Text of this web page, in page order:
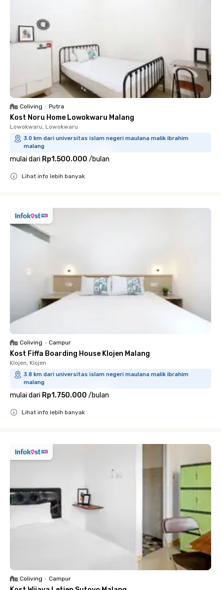
Coliving • Putra
Kost Noru Home Lowokwaru Malang
Lowokwaru, Lowokwaru
3.0 km dari universitas islam negeri maulana malik ibrahim
malang
mulai dari Rp1.500.000 /bulan
Lihat info lebih banyak
Coliving • Campur
Kost Fiffa Boarding House Klojen Malang
Klojen, Klojen
3.8 km dari universitas islam negeri maulana malik ibrahim
malang
mulai dari Rp1.750.000 /bulan
Lihat info lebih banyak
Coliving • Campur